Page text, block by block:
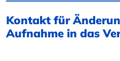
Kontakt für
Aufnahme in das